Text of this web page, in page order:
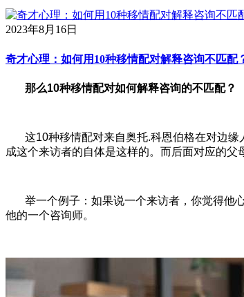
2023年8月16日
奇才心理：如何用10种移情配对解释咨询不匹配
那么10种移情配对如何解释咨询的不匹配？
这10种移情配对来自奥托.科恩伯格在对边
成这个来访者的自体是这样的。而后面对应的父
举一个例子：如果说一个来访者，你觉得他
他的一个咨询师。